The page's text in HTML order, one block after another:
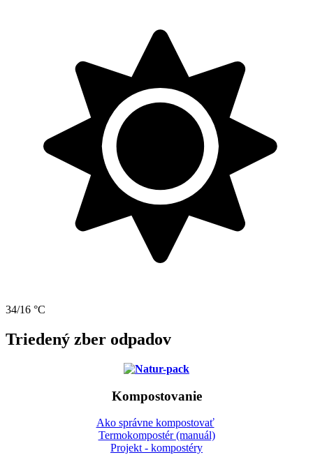
34/16 °C
Triedený zber odpadov
Kompostovanie
Ako správne kompostovať
Termokompostér (manuál)
Projekt - kompostéry